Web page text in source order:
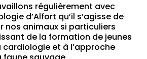
régulièrement avec
d’Alfort qu’il s’agisse de
nos animaux si particuliers
de la formation de jeunes
et à l’approche